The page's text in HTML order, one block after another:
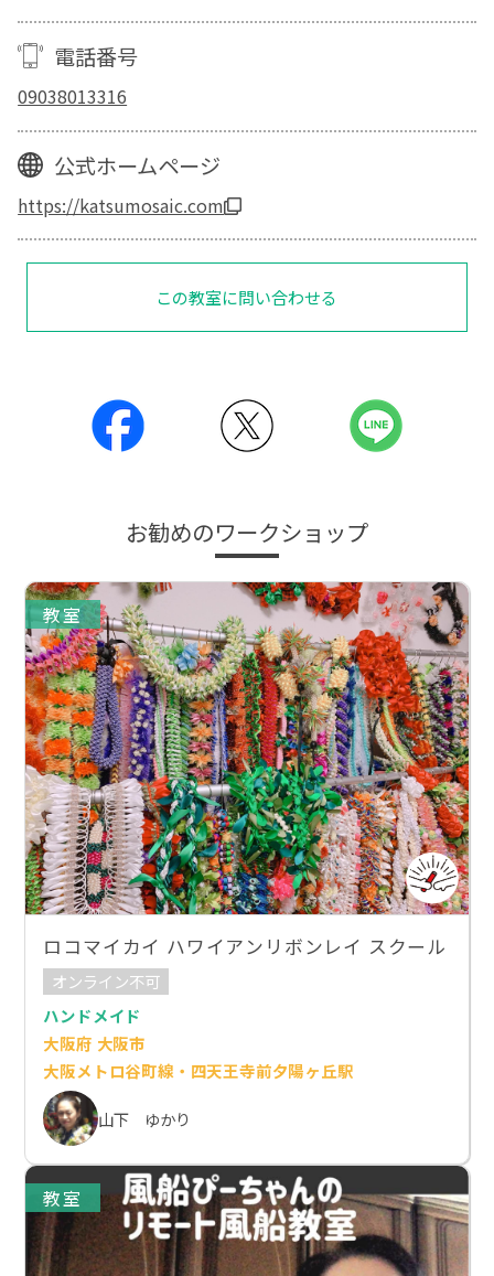
電話番号
09038013316
公式ホームページ
https://katsumosaic.com
この教室に問い合わせる
お勧めのワークショップ
教室
ロコマイカイ ハワイアンリボンレイ スクール
オンライン不可
ハンドメイド
大阪府 大阪市
大阪メトロ谷町線・四天王寺前夕陽ヶ丘駅
山下 ゆかり
教室